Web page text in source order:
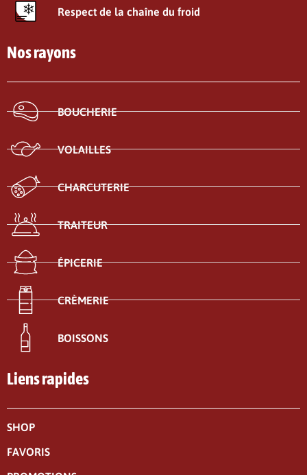
Respect de la chaîne du froid
Nos rayons
BOUCHERIE
VOLAILLES
CHARCUTERIE
TRAITEUR
ÉPICERIE
CRÈMERIE
BOISSONS
Liens rapides
SHOP
FAVORIS